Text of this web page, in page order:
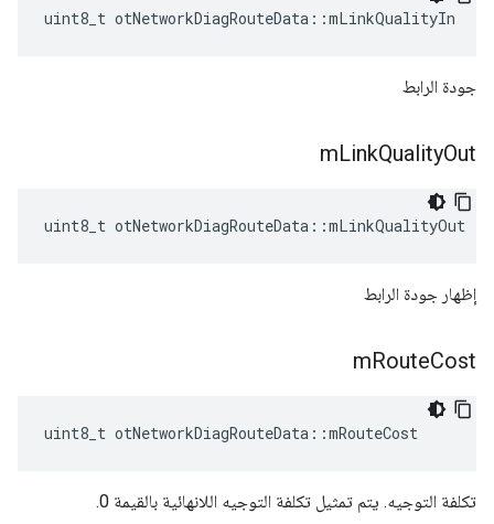
uint8_t otNetworkDiagRouteData ::mLinkQualityIn
جودة الرابط
mLinkQualityOut
uint8_t otNetworkDiagRouteData ::mLinkQualityOut
إظهار جودة الرابط
mRouteCost
uint8_t otNetworkDiagRouteData ::mRouteCost
تكلفة التوجيه. يتم تمثيل تكلفة التوجيه اللانهائية بالقيمة 0.